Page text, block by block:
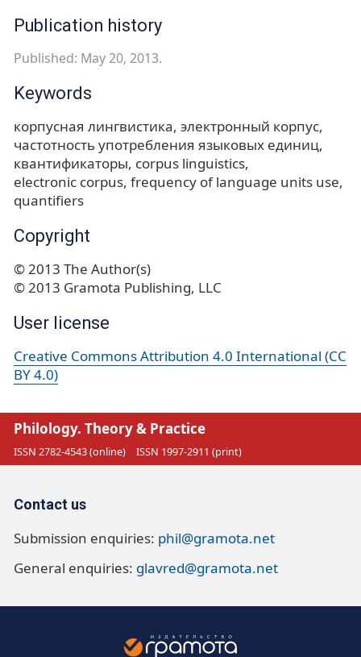
Publication history
Published: May 20, 2013.
Keywords
корпусная лингвистика электронный корпус
частотность употребления языковых единиц
квантификаторы corpus linguistics
electronic corpus frequency of language units use
quantifiers
Copyright
© 2013 The Author(s)
© 2013 Gramota Publishing, LLC
User license
Creative Commons Attribution 4.0 International (CC
BY 4.0)
Philology. Theory & Practice
ISSN 2782-4543 (online) ISSN 1997-2911 (print)
Contact us
Submission enquiries: phil@gramota.net
General enquiries: glavred@gramota.net